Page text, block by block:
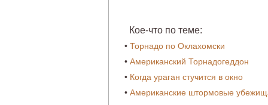
Кое-что по теме:
• Торнадо по Оклахомски
• Американский Торнадогеддон
• Когда ураган стучится в окно
• Американские штормовые